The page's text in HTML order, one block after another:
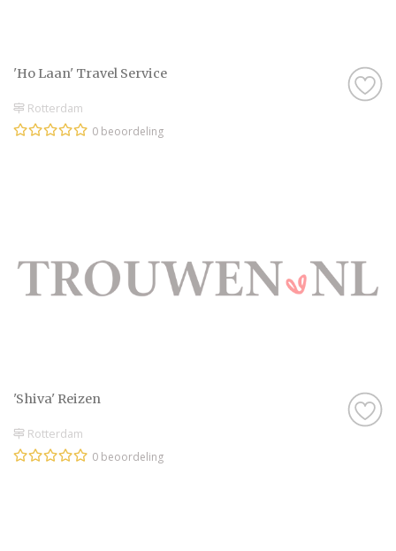
'Ho Laan' Travel Service
Rotterdam
0 beoordeling
'Shiva' Reizen
Rotterdam
0 beoordeling